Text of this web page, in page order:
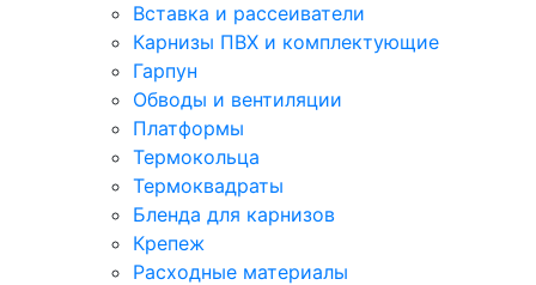
Вставка и рассеиватели
Карнизы ПВХ и комплектующие
Гарпун
Обводы и вентиляции
Платформы
Термокольца
Термоквадраты
Бленда для карнизов
Крепеж
Расходные материалы